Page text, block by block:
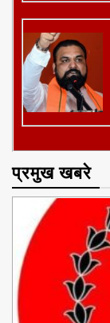
प्रमुख खबरे